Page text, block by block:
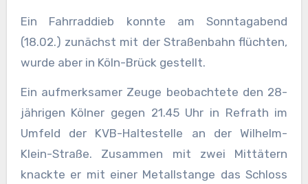
Ein Fahrraddieb konnte am Sonntagabend
(18.02.) zunächst mit der Straßenbahn flüchten,
wurde aber in Köln-Brück gestellt.
Ein aufmerksamer Zeuge beobachtete den 28-
jährigen Kölner gegen 21.45 Uhr in Refrath im
Umfeld der KVB-Haltestelle an der Wilhelm-
Klein-Straße. Zusammen mit zwei Mittätern
knackte er mit einer Metallstange das Schloss